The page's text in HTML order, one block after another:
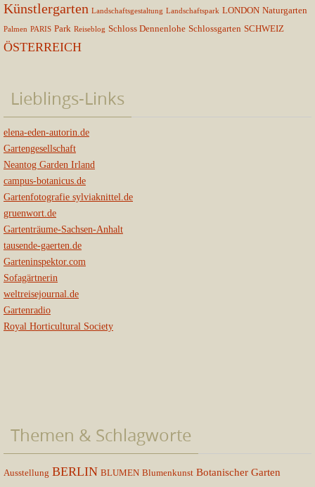
Künstlergarten Landschaftsgestaltung Landschaftspark LONDON Naturgarten
Palmen PARIS Park Reiseblog Schloss Dennenlohe Schlossgarten SCHWEIZ
ÖSTERREICH
Lieblings-Links
elena-eden-autorin.de
Gartengesellschaft
Neantog Garden Irland
campus-botanicus.de
Gartenfotografie sylviaknittel.de
gruenwort.de
Gartenträume-Sachsen-Anhalt
tausende-gaerten.de
Garteninspektor.com
Sofagärtnerin
weltreisejournal.de
Gartenradio
Royal Horticultural Society
Themen & Schlagworte
Ausstellung BERLIN BLUMEN Blumenkunst Botanischer Garten